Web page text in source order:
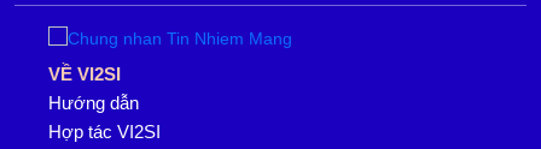
VỀ VI2SI
Hướng dẫn
Hợp tác VI2SI